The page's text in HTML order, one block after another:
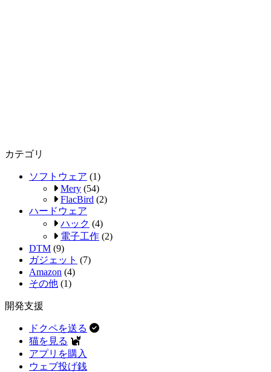
カテゴリ
ソフトウェア (1)
Mery (54)
FlacBird (2)
ハードウェア
ハック (4)
電子工作 (2)
DTM (9)
ガジェット (7)
Amazon (4)
その他 (1)
開発支援
ドクペを送る
猫を見る
アプリを購入
ウェブ投げ銭